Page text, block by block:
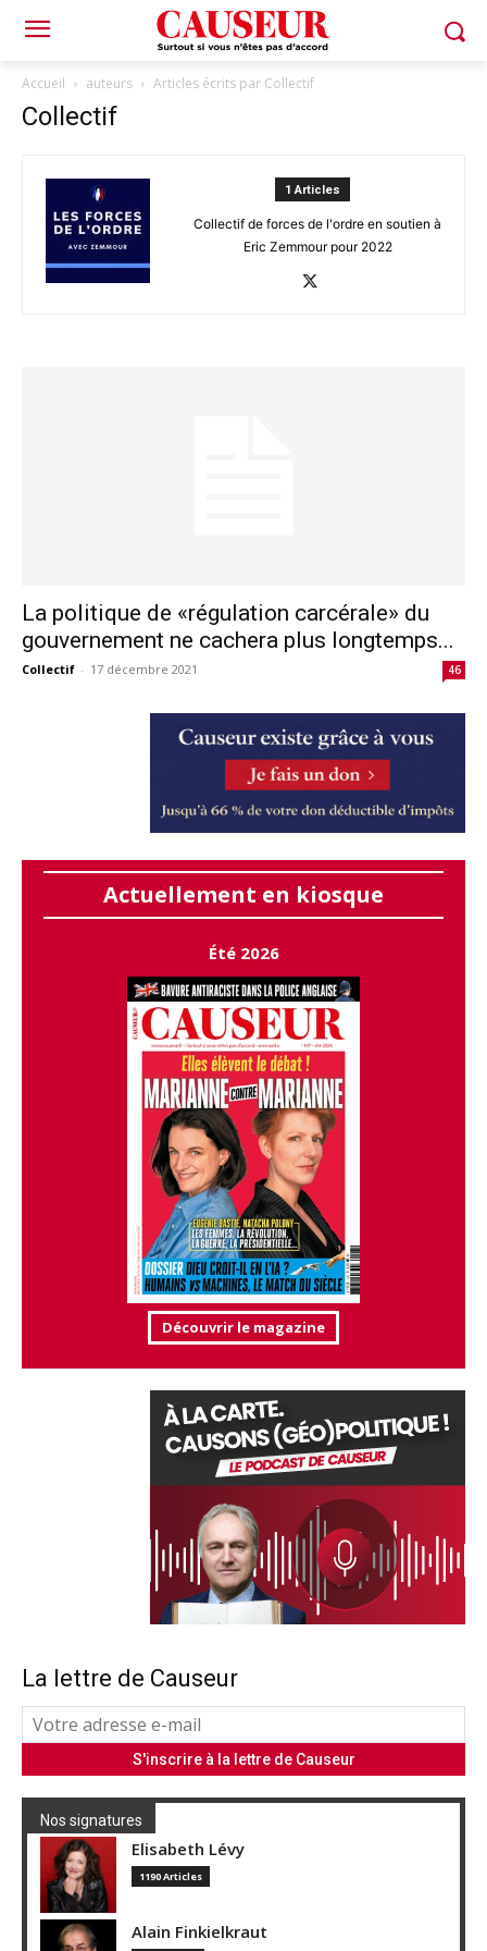
Accueil auteurs Articles écrits par Collectif
Collectif
1 Articles
Collectif de forces de l'ordre en soutien à
Eric Zemmour pour 2022
La politique de «régulation carcérale» du
gouvernement ne cachera plus longtemps...
Collectif - 17 décembre 2021 46
Actuellement en kiosque
Été 2026
Découvrir le magazine
La lettre de Causeur
Nos signatures
Elisabeth Lévy
1190 Articles
Alain Finkielkraut